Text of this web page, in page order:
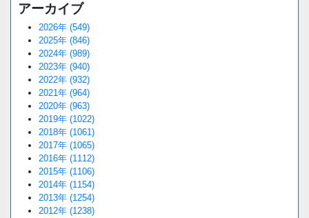
アーカイブ
2026年 (549)
2025年 (846)
2024年 (989)
2023年 (940)
2022年 (932)
2021年 (964)
2020年 (963)
2019年 (1022)
2018年 (1061)
2017年 (1065)
2016年 (1112)
2015年 (1106)
2014年 (1154)
2013年 (1254)
2012年 (1238)